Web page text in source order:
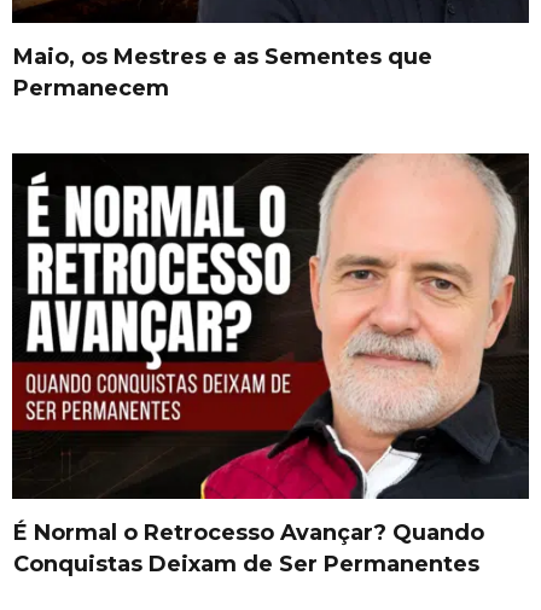
Maio, os Mestres e as Sementes que
Permanecem
É Normal o Retrocesso Avançar? Quando
Conquistas Deixam de Ser Permanentes